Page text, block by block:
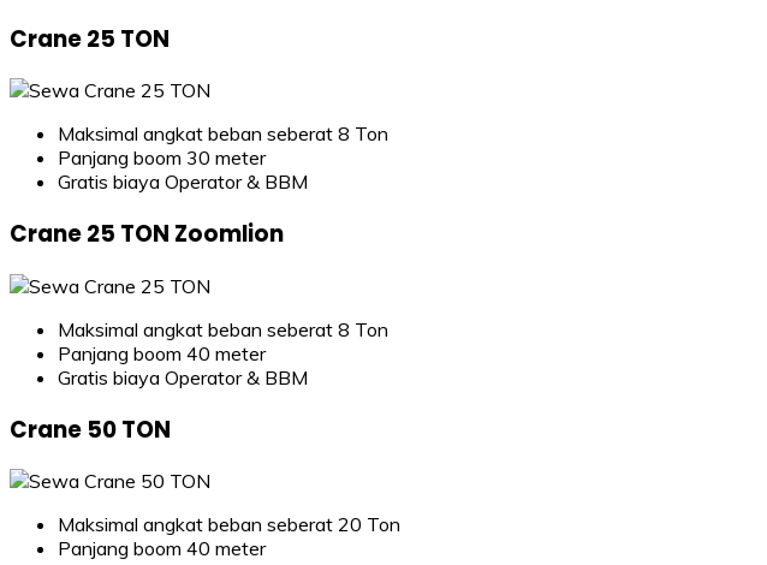
Crane 25 TON
Maksimal angkat beban seberat 8 Ton
Panjang boom 30 meter
Gratis biaya Operator & BBM
Crane 25 TON Zoomlion
Maksimal angkat beban seberat 8 Ton
Panjang boom 40 meter
Gratis biaya Operator & BBM
Crane 50 TON
Maksimal angkat beban seberat 20 Ton
Panjang boom 40 meter